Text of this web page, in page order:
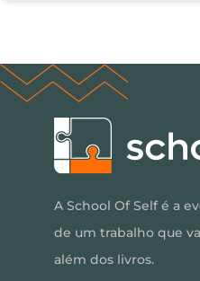
A School Of Self é a
de um trabalho que
além dos livros.